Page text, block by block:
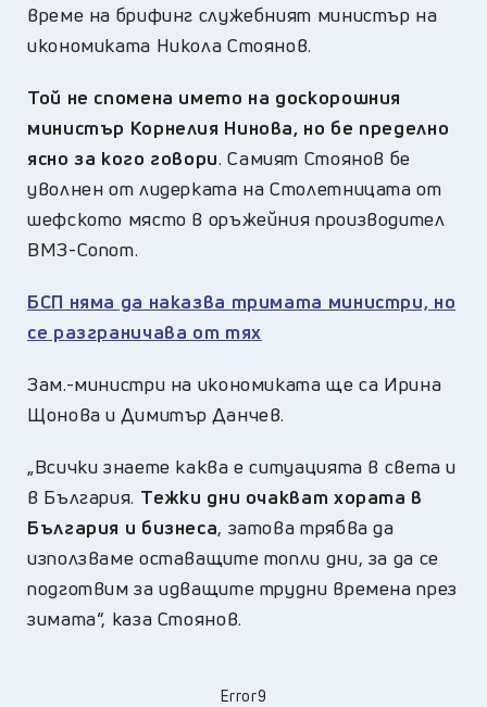
време на брифинг служебният министър на
икономиката Никола Стоянов.
Той не спомена името на доскорошния
министър Корнелия Нинова, но бе пределно
ясно за кого говори. Самият Стоянов бе
уволнен от лидерката на Столетницата от
шефското място в оръжейния производител
ВМЗ-Сопот.
БСП няма да наказва тримата министри, но
се разграничава от тях
Зам.-министри на икономиката ще са Ирина
Щонова и Димитър Данчев.
„Всички знаете каква е ситуацията в света и
в България. Tежки дни очакват хората в
България и бизнеса, затова трябва да
използваме оставащите топли дни, за да се
подготвим за идващите трудни времена през
зимата“, каза Стоянов.
Error9